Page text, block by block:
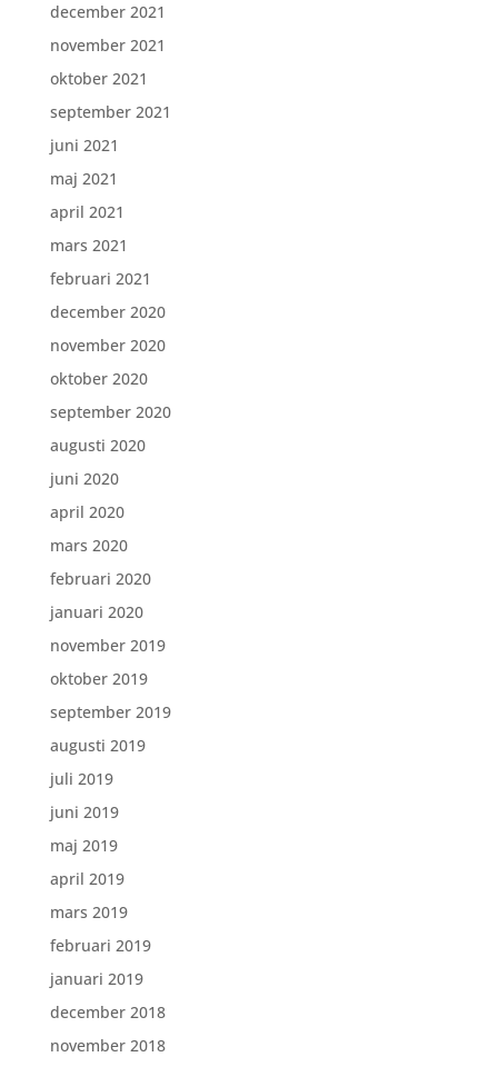
december 2021
november 2021
oktober 2021
september 2021
juni 2021
maj 2021
april 2021
mars 2021
februari 2021
december 2020
november 2020
oktober 2020
september 2020
augusti 2020
juni 2020
april 2020
mars 2020
februari 2020
januari 2020
november 2019
oktober 2019
september 2019
augusti 2019
juli 2019
juni 2019
maj 2019
april 2019
mars 2019
februari 2019
januari 2019
december 2018
november 2018